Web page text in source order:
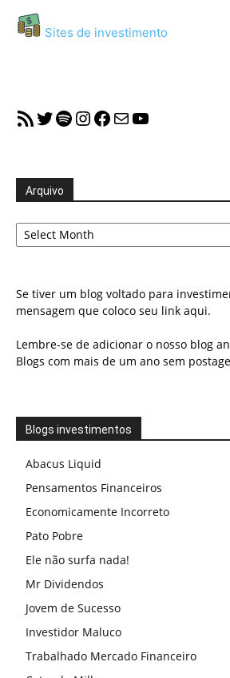
Sites de investimento
RSS FeedTwitter
Spotify
Instagram
Facebook
MailYouTube
Arquivo
Arquivo
Se tiver um blog voltado para
mensagem que coloco seu link aqui.
Lembre-se de adicionar o nosso blog
Blogs com mais de um ano sem
Blogs investimentos
Abacus Liquid
Pensamentos Financeiros
Economicamente Incorreto
Pato Pobre
Ele não surfa nada!
Mr Dividendos
Jovem de Sucesso
Investidor Maluco
Trabalhado Mercado Financeiro